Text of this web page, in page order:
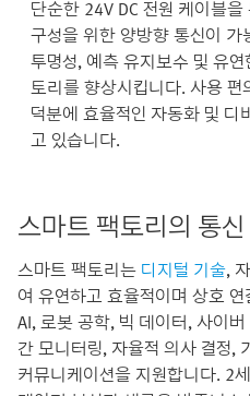
단순한 24V DC 전원 케이블
구성을 위한 양방향 통신이
투명성, 예측 유지보수 및 유
토리를 향상시킵니다. 사용
덕분에 효율적인 자동화 및
고 있습니다.
스마트 팩토리의 통
스마트 팩토리는 디지털 기술,
여 유연하고 효율적이며 상호
AI, 로봇 공학, 빅 데이터, 사이
간 모니터링, 자율적 의사 결정,
커뮤니케이션을 지원합니다. 2